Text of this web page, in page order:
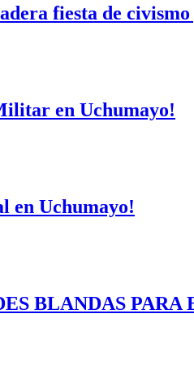
fiesta de
en Uchumayo!
en Uchumayo!
BLANDAS